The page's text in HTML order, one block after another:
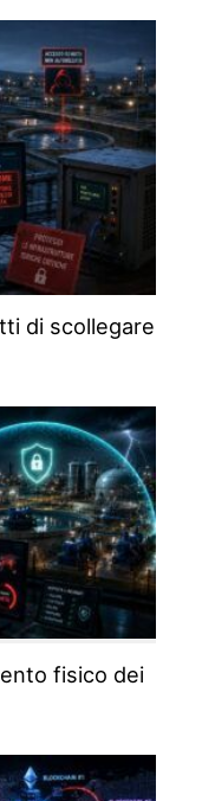
di scollegare
fisico dei